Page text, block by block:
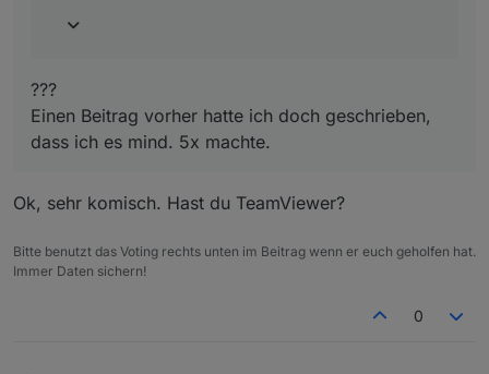
???
Einen Beitrag vorher hatte ich doch geschrieben,
dass ich es mind. 5x machte.
Ok, sehr komisch. Hast du TeamViewer?
Bitte benutzt das Voting rechts unten im Beitrag wenn er euch geholfen hat.
Immer Daten sichern!
0